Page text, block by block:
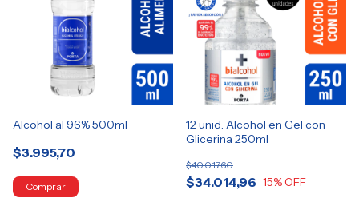
Alcohol al 96% 500ml
$3.995,70
12 unid. Alcohol en Gel con
Glicerina 250ml
$34.014,96
$40.017,60
15% OFF